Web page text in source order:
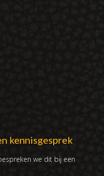
kennisgesprek
we dit bij een